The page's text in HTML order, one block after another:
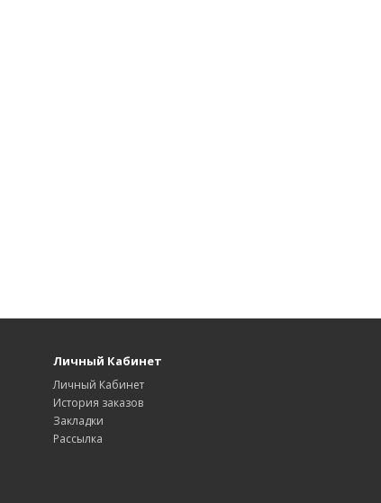
Личный Кабинет
Личный Кабинет
История заказов
Закладки
Рассылка